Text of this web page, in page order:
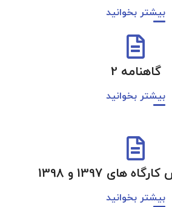
بیشتر بخوانید
گاهنامه 2
بیشتر بخوانید
های 1397 و 1398
بیشتر بخوانید